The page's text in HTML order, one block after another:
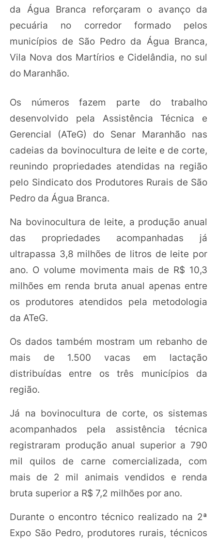
da Água Branca reforçaram o avanço da
pecuária no corredor formado pelos
municípios de São Pedro da Água Branca,
Vila Nova dos Martírios e Cidelândia, no sul
do Maranhão.
Os números fazem parte do trabalho
desenvolvido pela Assistência Técnica e
Gerencial (ATeG) do Senar Maranhão nas
cadeias da bovinocultura de leite e de corte,
reunindo propriedades atendidas na região
pelo Sindicato dos Produtores Rurais de São
Pedro da Água Branca.
Na bovinocultura de leite, a produção anual
das propriedades acompanhadas já
ultrapassa 3,8 milhões de litros de leite por
ano. O volume movimenta mais de R$ 10,3
milhões em renda bruta anual apenas entre
os produtores atendidos pela metodologia
da ATeG.
Os dados também mostram um rebanho de
mais de 1.500 vacas em lactação
distribuídas entre os três municípios da
região.
Já na bovinocultura de corte, os sistemas
acompanhados pela assistência técnica
registraram produção anual superior a 790
mil quilos de carne comercializada, com
mais de 2 mil animais vendidos e renda
bruta superior a R$ 7,2 milhões por ano.
Durante o encontro técnico realizado na 2ª
Expo São Pedro, produtores rurais, técnicos